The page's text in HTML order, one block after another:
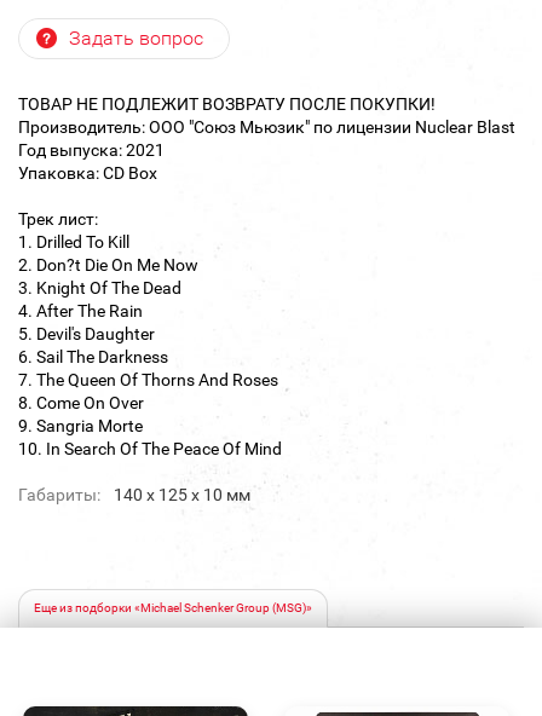
Задать вопрос
ТОВАР НЕ ПОДЛЕЖИТ ВОЗВРАТУ ПОСЛЕ ПОКУПКИ!
Производитель: ООО "Союз Мьюзик" по лицензии Nuclear Blast
Год выпуска: 2021
Упаковка: CD Box
Трек лист:
1. Drilled To Kill
2. Don?t Die On Me Now
3. Knight Of The Dead
4. After The Rain
5. Devil's Daughter
6. Sail The Darkness
7. The Queen Of Thorns And Roses
8. Come On Over
9. Sangria Morte
10. In Search Of The Peace Of Mind
Габариты: 140 х 125 х 10 мм
Еще из подборки «Michael Schenker Group (MSG)»